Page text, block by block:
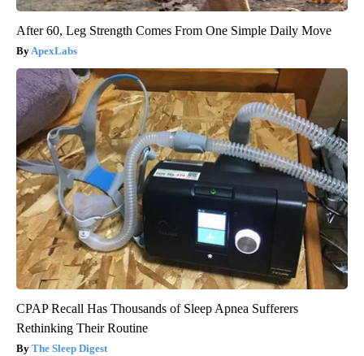
After 60, Leg Strength Comes From One Simple Daily Move
ApexLabs
CPAP Recall Has Thousands of Sleep Apnea Sufferers
Rethinking Their Routine
The Sleep Digest